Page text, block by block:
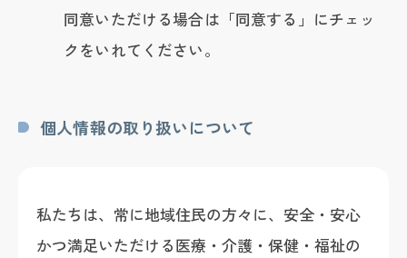
同意いただける場合は「同意する」にチェッ
クをいれてください。
個人情報の取り扱いについて
私たちは、常に地域住民の方々に、安全・安心
かつ満足いただける医療・介護・保健・福祉の